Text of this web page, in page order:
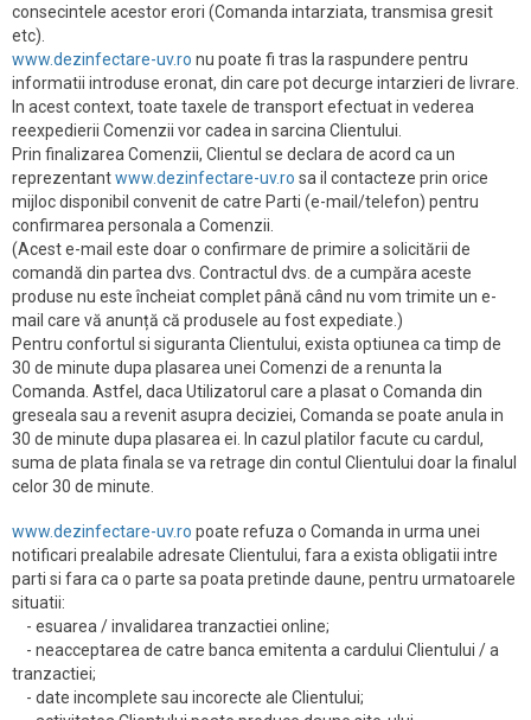
consecintele acestor erori (Comanda intarziata, transmisa gresit
etc).
www.dezinfectare-uv.ro nu poate fi tras la raspundere pentru
informatii introduse eronat, din care pot decurge intarzieri de livrare.
In acest context, toate taxele de transport efectuat in vederea
reexpedierii Comenzii vor cadea in sarcina Clientului.
Prin finalizarea Comenzii, Clientul se declara de acord ca un
reprezentantwww.dezinfectare-uv.ro sa il contacteze prin orice
mijloc disponibil convenit de catre Parti (e-mail/telefon) pentru
confirmarea personala a Comenzii.
(Acest e-mail este doar o confirmare de primire a solicitării de
comandă din partea dvs. Contractul dvs. de a cumpăra aceste
produse nu este încheiat complet până când nu vom trimite un e-
mail care vă anunță că produsele au fost expediate.)
Pentru confortul si siguranta Clientului, exista optiunea ca timp de
30 de minute dupa plasarea unei Comenzi de a renunta la
Comanda. Astfel, daca Utilizatorul care a plasat o Comanda din
greseala sau a revenit asupra deciziei, Comanda se poate anula in
30 de minute dupa plasarea ei. In cazul platilor facute cu cardul,
suma de plata finala se va retrage din contul Clientului doar la finalul
celor 30 de minute.
www.dezinfectare-uv.ro poate refuza o Comanda in urma unei
notificari prealabile adresate Clientului, fara a exista obligatii intre
parti si fara ca o parte sa poata pretinde daune, pentru urmatoarele
situatii:
- esuarea / invalidarea tranzactiei online;
- neacceptarea de catre banca emitenta a cardului Clientului / a
tranzactiei;
- date incomplete sau incorecte ale Clientului;